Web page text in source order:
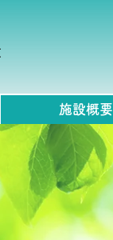
施設概要